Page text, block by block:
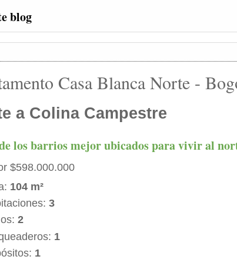
blog
Casa Blanca Norte -
a Colina Campestre
los barrios mejor ubicados para vivir al
$598.000.000
104 m²
3
2
1
1